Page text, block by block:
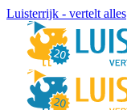
Luisterrijk - vertelt alles